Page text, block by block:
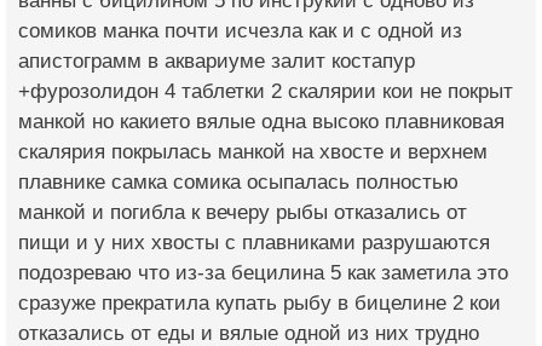
сомиков манка почти исчезла как и с одной из
апистограмм в аквариуме залит костапур
+фурозолидон 4 таблетки 2 скалярии кои не покрыт
манкой но какието вялые одна высоко плавниковая
скалярия покрылась манкой на хвосте и верхнем
плавнике самка сомика осыпалась полностью
манкой и погибла к вечеру рыбы отказались от
пищи и у них хвосты с плавниками разрушаются
подозреваю что из-за бецилина 5 как заметила это
сразуже прекратила купать рыбу в бицелине 2 кои
отказались от еды и вялые одной из них трудно